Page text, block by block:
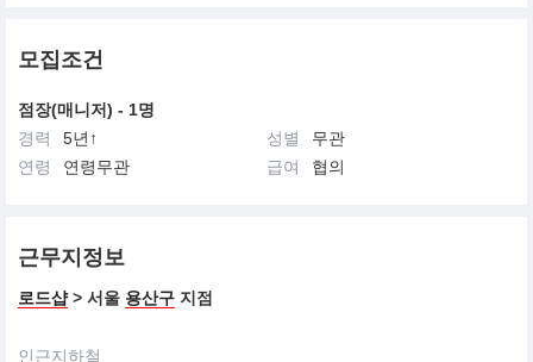
모집조건
점장(매니저) - 1명
경력
5년↑ 성별
무관
연령
연령무관 급여 협의
근무지정보
로드샵> 서울 용산구 지점
인근지하철